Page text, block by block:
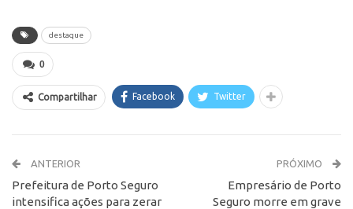
destaque
0
Compartilhar Facebook Twitter
ANTERIOR
Prefeitura de Porto Seguro
intensifica ações para zerar
PRÓXIMO
Empresário de Porto
Seguro morre em grave